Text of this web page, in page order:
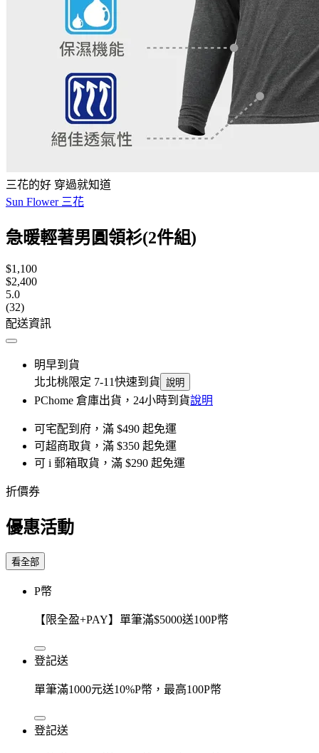
三花的好 穿過就知道
Sun Flower 三花
急暖輕著男圓領衫(2件組)
$1,100
$2,400
5.0
(32)
配送資訊
明早到貨
北北桃限定 7-11快速到貨 說明
PChome 倉庫出貨，24小時到貨說明
可宅配到府，滿 $490 起免運
可超商取貨，滿 $350 起免運
可 i 郵箱取貨，滿 $290 起免運
折價券
優惠活動
看全部
P幣
【限全盈+PAY】單筆滿$5000送100P幣
登記送
單筆滿1000元送10%P幣，最高100P幣
登記送